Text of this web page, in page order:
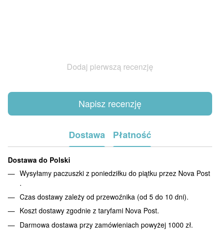
Dodaj pierwszą recenzję
Napisz recenzję
Dostawa Płatność
Dostawa do Polski
Wysyłamy paczuszki z poniedziłku do piątku przez Nova Post
.
Czas dostawy zależy od przewoźnika (od 5 do 10 dni).
Koszt dostawy zgodnie z taryfami Nova Post.
Darmowa dostawa przy zamówieniach powyżej 1000 zł.